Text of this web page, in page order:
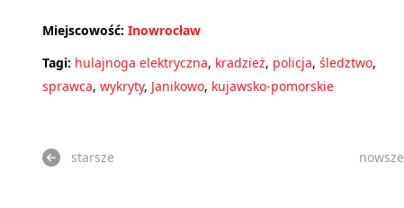
Miejscowość: Inowrocław
Tagi: hulajnoga elektryczna, kradzież, policja, śledztwo,
sprawca, wykryty, Janikowo, kujawsko-pomorskie
starsze nowsze